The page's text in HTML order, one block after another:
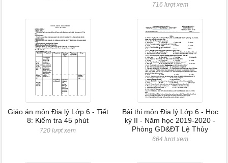
716 lượt xem
Giáo án môn Địa lý Lớp 6 - Tiết
8: Kiểm tra 45 phút
720 lượt xem
Bài thi môn Địa lý Lớp 6 - Học
kỳ II - Năm học 2019-2020 -
Phòng GD&ĐT Lệ Thủy
664 lượt xem